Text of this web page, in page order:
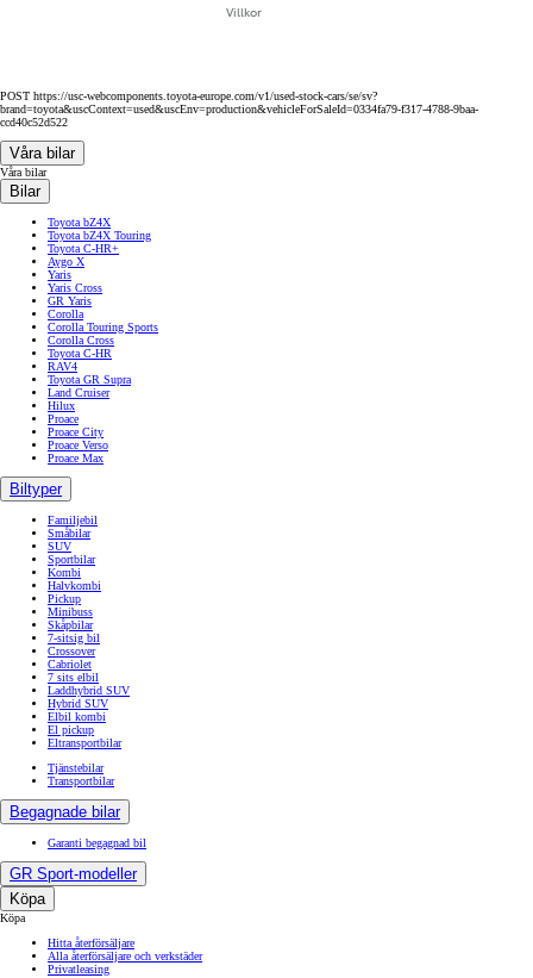
Villkor
POST https://usc-webcomponents.toyota-europe.com/v1/used-stock-cars/se/sv?
brand=toyota&uscContext=used&uscEnv=production&vehicleForSaleId=0334fa79-f317-4788-9baa-
ccd40c52d522
Våra bilar
Våra bilar
Bilar
Toyota bZ4X
Toyota bZ4X Touring
Toyota C-HR+
Aygo X
Yaris
Yaris Cross
GR Yaris
Corolla
Corolla Touring Sports
Corolla Cross
Toyota C-HR
RAV4
Toyota GR Supra
Land Cruiser
Hilux
Proace
Proace City
Proace Verso
Proace Max
Biltyper
Familjebil
Småbilar
SUV
Sportbilar
Kombi
Halvkombi
Pickup
Minibuss
Skåpbilar
7-sitsig bil
Crossover
Cabriolet
7 sits elbil
Laddhybrid SUV
Hybrid SUV
Elbil kombi
El pickup
Eltransportbilar
Tjänstebilar
Transportbilar
Begagnade bilar
Garanti begagnad bil
GR Sport-modeller
Köpa
Köpa
Hitta återförsäljare
Alla återförsäljare och verkstäder
Privatleasing